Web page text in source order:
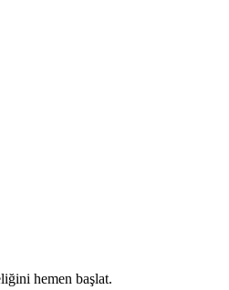
hemen başlat.